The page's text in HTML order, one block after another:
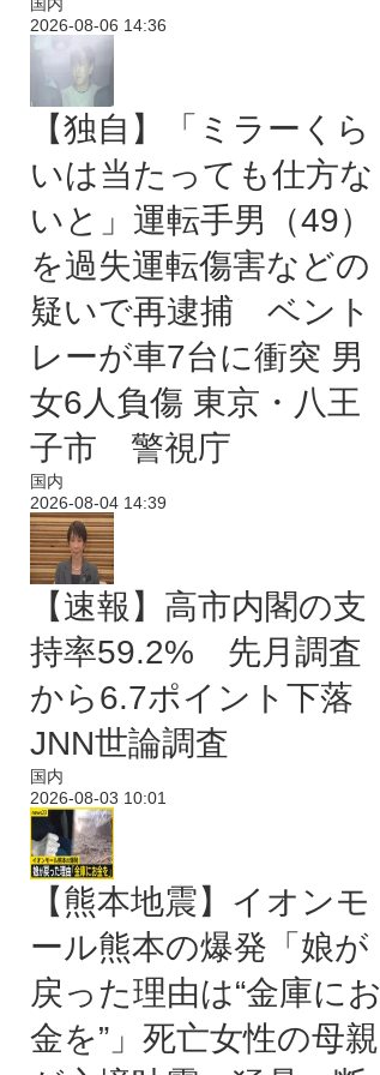
2026-08-06 14:36
【独自】「ミラーくら
いは当たっても仕方な
いと」運転手男（49）
を過失運転傷害などの
疑いで再逮捕 ベント
レーが車7台に衝突 男
女6人負傷 東京・八王
子市 警視庁
国内
2026-08-04 14:39
【速報】高市内閣の支
持率59.2% 先月調査
から6.7ポイント下落
JNN世論調査
国内
2026-08-03 10:01
【熊本地震】イオンモ
ール熊本の爆発「娘が
戻った理由は“金庫にお
金を”」死亡女性の母親